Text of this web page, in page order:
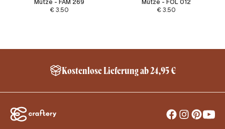
Mütze - FAM 269
€3.50
Mütze - FOL 012
€3.50
Deutschland* Sheep Friendly – No